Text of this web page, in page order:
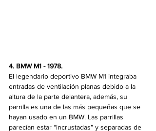
4. BMW M1 - 1978.
El legendario deportivo BMW M1 integraba
entradas de ventilación planas debido a la
altura de la parte delantera, además, su
parrilla es una de las más pequeñas que se
hayan usado en un BMW. Las parrillas
parecían estar “incrustadas” y separadas de